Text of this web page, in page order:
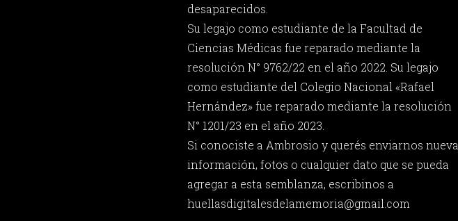
desaparecidos.
Su legajo como estudiante de la Facultad de
Ciencias Médicas fue reparado mediante la
resolución N° 9762/22 en el año 2022. Su legajo
como estudiante del Colegio Nacional «Rafael
Hernández» fue reparado mediante la resolución
N° 1201/23 en el año 2023.
Si conociste a Ambrosio y querés enviarnos nueva
información, fotos o cualquier dato que se pueda
agregar a esta semblanza, escribinos a
huellasdigitalesdelamemoria@gmail.com